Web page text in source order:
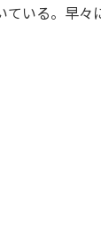
いる。早々